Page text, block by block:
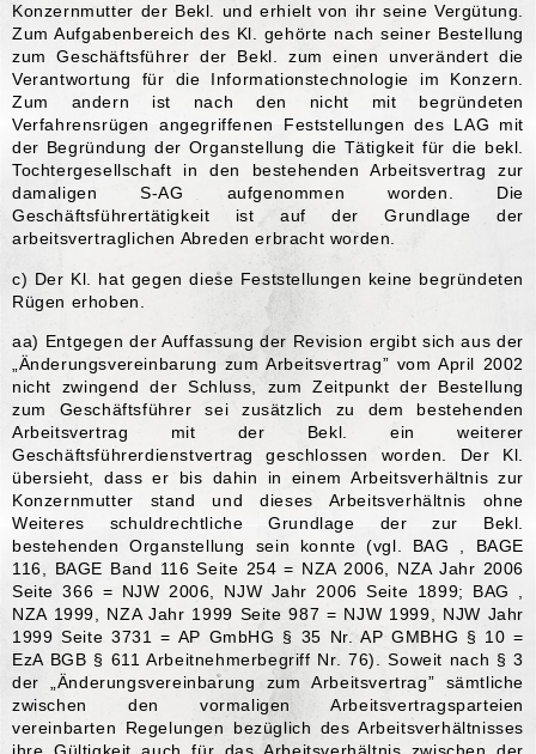
Konzernmutter der Bekl. und erhielt von ihr seine Vergütung.
Zum Aufgabenbereich des Kl. gehörte nach seiner Bestellung
zum Geschäftsführer der Bekl. zum einen unverändert die
Verantwortung für die Informationstechnologie im Konzern.
Zum andern ist nach den nicht mit begründeten
Verfahrensrügen angegriffenen Feststellungen des LAG mit
der Begründung der Organstellung die Tätigkeit für die bekl.
Tochtergesellschaft in den bestehenden Arbeitsvertrag zur
damaligen S-AG aufgenommen worden. Die
Geschäftsführertätigkeit ist auf der Grundlage der
arbeitsvertraglichen Abreden erbracht worden.
c) Der Kl. hat gegen diese Feststellungen keine begründeten
Rügen erhoben.
aa) Entgegen der Auffassung der Revision ergibt sich aus der
„Änderungsvereinbarung zum Arbeitsvertrag” vom April 2002
nicht zwingend der Schluss, zum Zeitpunkt der Bestellung
zum Geschäftsführer sei zusätzlich zu dem bestehenden
Arbeitsvertrag mit der Bekl. ein weiterer
Geschäftsführerdienstvertrag geschlossen worden. Der Kl.
übersieht, dass er bis dahin in einem Arbeitsverhältnis zur
Konzernmutter stand und dieses Arbeitsverhältnis ohne
Weiteres schuldrechtliche Grundlage der zur Bekl.
bestehenden Organstellung sein konnte (vgl. BAG , BAGE
116, BAGE Band 116 Seite 254 = NZA 2006, NZA Jahr 2006
Seite 366 = NJW 2006, NJW Jahr 2006 Seite 1899; BAG ,
NZA 1999, NZA Jahr 1999 Seite 987 = NJW 1999, NJW Jahr
1999 Seite 3731 = AP GmbHG § 35 Nr. AP GMBHG § 10 =
EzA BGB § 611 Arbeitnehmerbegriff Nr. 76). Soweit nach § 3
der „Änderungsvereinbarung zum Arbeitsvertrag” sämtliche
zwischen den vormaligen Arbeitsvertragsparteien
vereinbarten Regelungen bezüglich des Arbeitsverhältnisses